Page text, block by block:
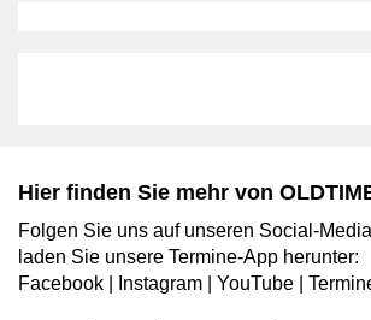
Hier finden Sie mehr von
Folgen Sie uns auf unseren Social-
laden Sie unsere Termine-App herunter:
Facebook
Instagram YouTube